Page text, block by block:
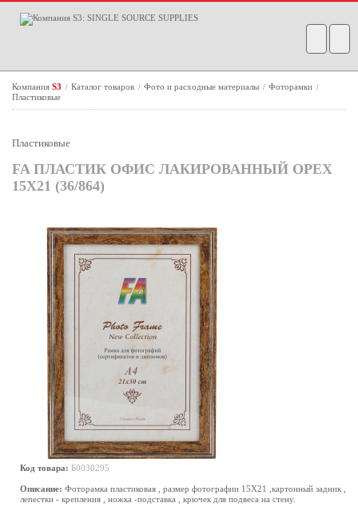
Компания S3 / Каталог товаров / Фото и расходные материалы / Фоторамки /
Пластиковые
Пластиковые
FA ПЛАСТИК ОФИС ЛАКИРОВАННЫЙ ОРЕХ
15Х21 (36/864)
Код товара: Б0030295
Описание: Фоторамка пластиковая , размер фотографии 15Х21 ,картонный задник ,
лепестки - крепления , ножка -подставка , крючек для подвеса на стену.